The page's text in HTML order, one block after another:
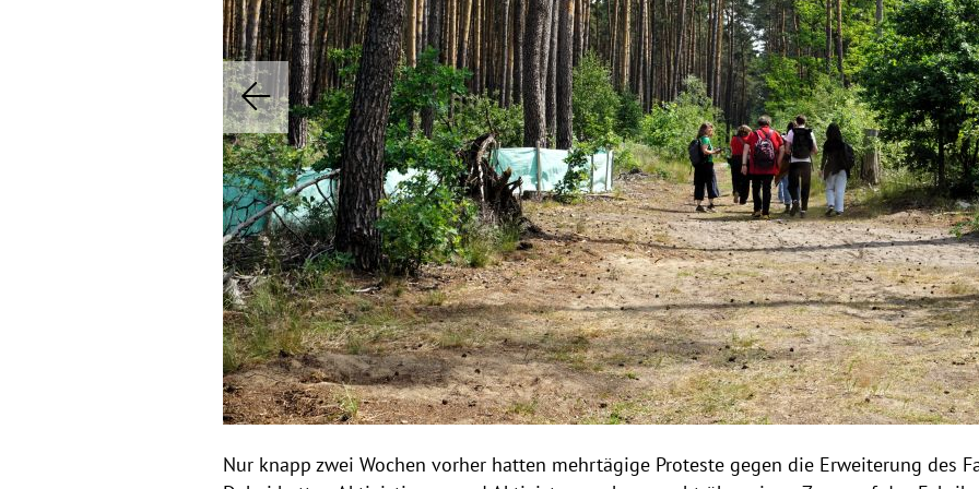
e
P
r
e
v
i
o
u
s
Nur knapp zwei Wochen vorher hatten mehrtägige Proteste gegen die Erweiterung des